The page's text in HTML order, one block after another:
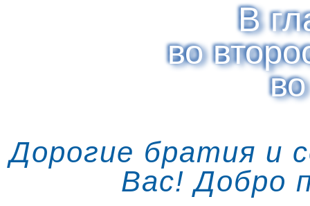
В
во
Дорогие братия и
Вас! Добро